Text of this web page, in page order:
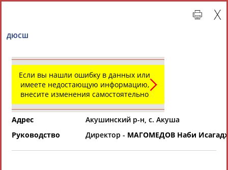
Главная » Региональные спортивные организации
Если вы нашли ошибку в данных или
имеете недостающую информацию,
внесите изменения самостоятельно
Адрес
Акушинский р-н, с. Акуша
Руководство
Директор - МАГОМЕДОВ Наби